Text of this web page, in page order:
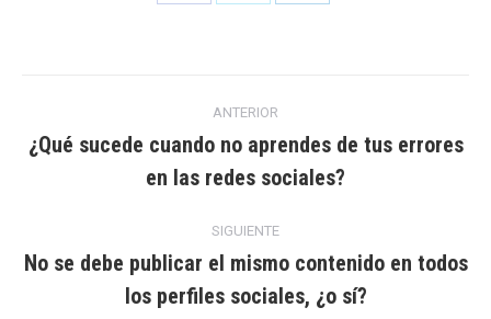
entre
entradas
ANTERIOR
Entrada
anterior:
¿Qué sucede cuando no aprendes de tus errores
en las redes sociales?
SIGUIENTE
siguiente:
No se debe publicar el mismo contenido en todos
los perfiles sociales, ¿o sí?